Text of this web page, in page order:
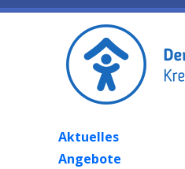
Aktuelles
Angebote